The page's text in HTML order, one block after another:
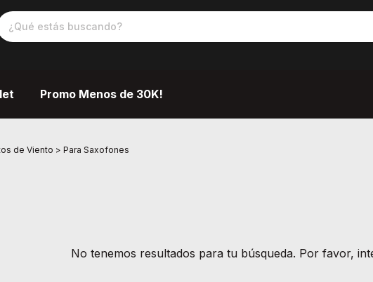
Promo Menos de 30K!
de Viento > Para Saxofones
No tenemos resultados para tu búsqueda. Por favor,